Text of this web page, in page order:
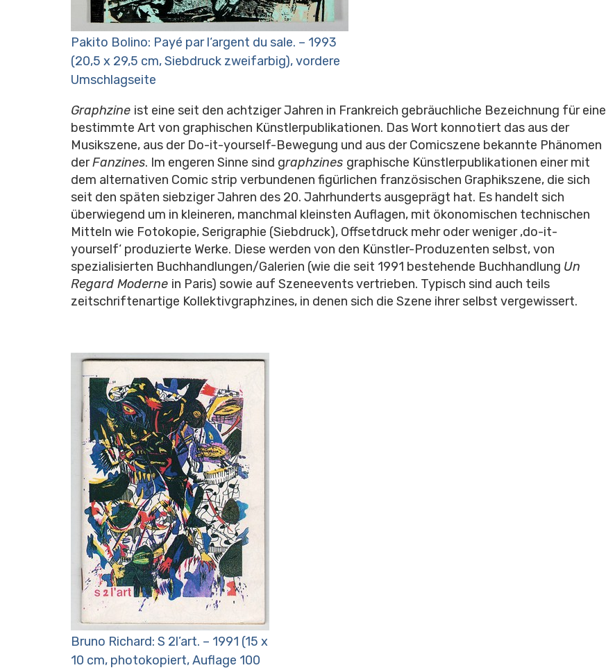
Pakito Bolino: Payé par l‘argent du sale. – 1993
(20,5 x 29,5 cm, Siebdruck zweifarbig), vordere
Umschlagseite
Graphzine ist eine seit den achtziger Jahren in Frankreich gebräuchliche Bezeichnung für eine
bestimmte Art von graphischen Künstlerpublikationen. Das Wort konnotiert das aus der
Musikszene, aus der Do-it-yourself-Bewegung und aus der Comicszene bekannte Phänomen
derFanzines. Im engeren Sinne sind graphzines graphische Künstlerpublikationen einer mit
dem alternativen Comic strip verbundenen figürlichen französischen Graphikszene, die sich
seit den späten siebziger Jahren des 20. Jahrhunderts ausgeprägt hat. Es handelt sich
überwiegend um in kleineren, manchmal kleinsten Auflagen, mit ökonomischen technischen
Mitteln wie Fotokopie, Serigraphie (Siebdruck), Offsetdruck mehr oder weniger ‚do-it-
yourself‘ produzierte Werke. Diese werden von den Künstler-Produzenten selbst, von
spezialisierten Buchhandlungen/Galerien (wie die seit 1991 bestehende Buchhandlung Un
Regard Moderne in Paris) sowie auf Szeneevents vertrieben. Typisch sind auch teils
zeitschriftenartige Kollektivgraphzines, in denen sich die Szene ihrer selbst vergewissert.
Bruno Richard: S 2l’art. – 1991 (15 x
10 cm, photokopiert, Auflage 100